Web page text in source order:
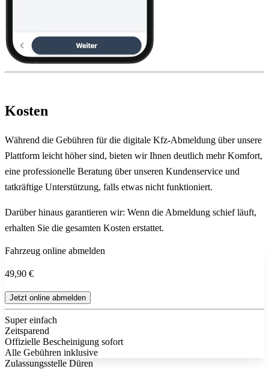
Kosten
Während die Gebühren für die digitale Kfz-Abmeldung über unsere
Plattform leicht höher sind, bieten wir Ihnen deutlich mehr Komfort,
eine professionelle Beratung über unseren Kundenservice und
tatkräftige Unterstützung, falls etwas nicht funktioniert.
Darüber hinaus garantieren wir: Wenn die Abmeldung schief läuft,
erhalten Sie die gesamten Kosten erstattet.
Fahrzeug online abmelden
49,90 €
Jetzt online abmelden
Super einfach
Zeitsparend
Offizielle Bescheinigung sofort
Alle Gebühren inklusive
Zulassungsstelle Düren